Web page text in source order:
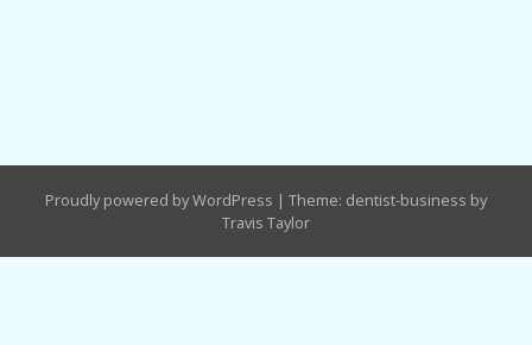
Proudly powered by WordPress | Theme: dentist-business by
Travis Taylor